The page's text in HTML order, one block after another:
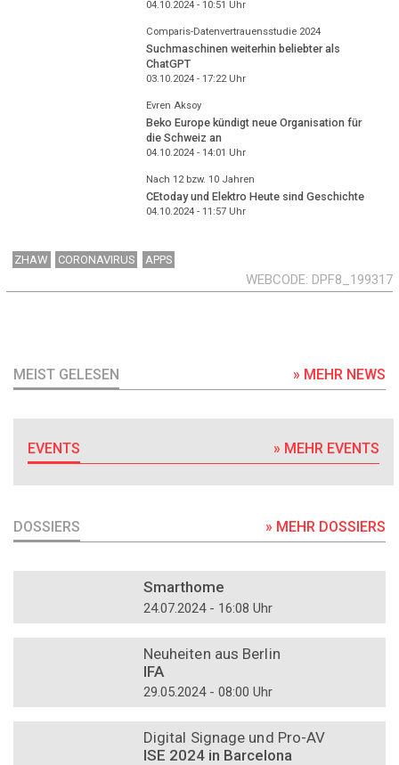
04.10.2024 - 10:51 Uhr
Comparis-Datenvertrauensstudie 2024
Suchmaschinen weiterhin beliebter als
ChatGPT
03.10.2024 - 17:22Uhr
Evren Aksoy
Beko Europe kündigt neue Organisation für
die Schweiz an
04.10.2024 - 14:01 Uhr
Nach 12 bzw. 10 Jahren
CEtoday und Elektro Heute sind Geschichte
04.10.2024 - 11:57Uhr
ZHAW CORONAVIRUS APPS
WEBCODE DPF8_199317
MEIST GELESEN » MEHR NEWS
EVENTS » MEHR EVENTS
DOSSIERS » MEHR DOSSIERS
Smarthome
24.07.2024 - 16:08 Uhr
Neuheiten aus Berlin
IFA
29.05.2024 - 08:00 Uhr
Digital Signage und Pro-AV
ISE 2024 in Barcelona